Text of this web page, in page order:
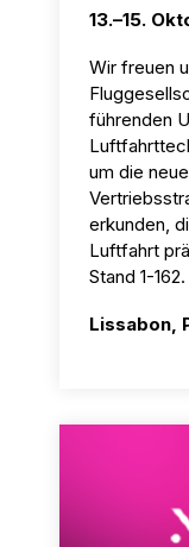
13.–15.
Wir freuen
führenden
um die
erkunden,
Luftfahrt
Stand 1-162.
Lissabon,